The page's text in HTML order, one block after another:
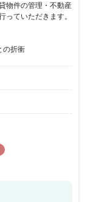
物件の管理・不動産
っていただきます。
の折衝